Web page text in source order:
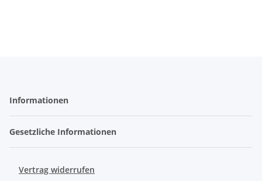
Informationen
Gesetzliche Informationen
Vertrag widerrufen